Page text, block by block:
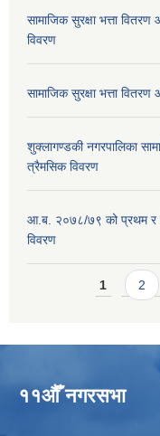
सामाजिक सुरक्षा भत्ता
विवरण
सामाजिक सुरक्षा भत्ता
शुक्लागण्डकी नगरपालिका
त्रैमसिक विवरण
आ.ब. २०७८/७९ को प्रथम र
विवरण
Pages1 2
११औँ नगरसभा